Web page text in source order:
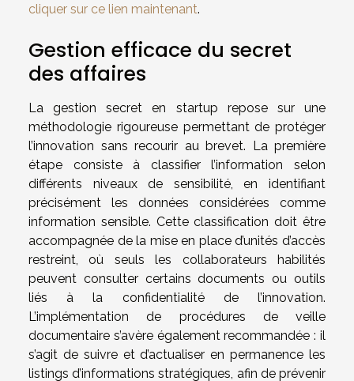
cliquer sur ce lien maintenant.
Gestion efficace du secret
des affaires
La gestion secret en startup repose sur une
méthodologie rigoureuse permettant de protéger
l’innovation sans recourir au brevet. La première
étape consiste à classifier l’information selon
différents niveaux de sensibilité, en identifiant
précisément les données considérées comme
information sensible. Cette classification doit être
accompagnée de la mise en place d’unités d’accès
restreint, où seuls les collaborateurs habilités
peuvent consulter certains documents ou outils
liés à la confidentialité de l’innovation.
L’implémentation de procédures de veille
documentaire s’avère également recommandée : il
s’agit de suivre et d’actualiser en permanence les
listings d’informations stratégiques, afin de prévenir